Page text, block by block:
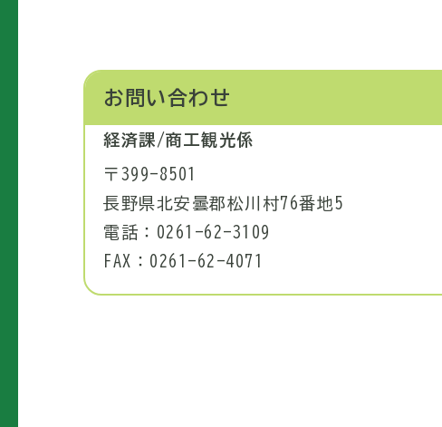
お問い合わせ
経済課/商工観光係
〒399-8501
長野県北安曇郡松川村76番地5
電話：0261-62-3109
FAX：0261-62-4071